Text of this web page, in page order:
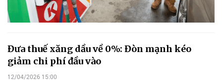
Đưa thuế xăng dầu về 0%: Đòn mạnh kéo
giảm chi phí đầu vào
12/04/2026 15:00